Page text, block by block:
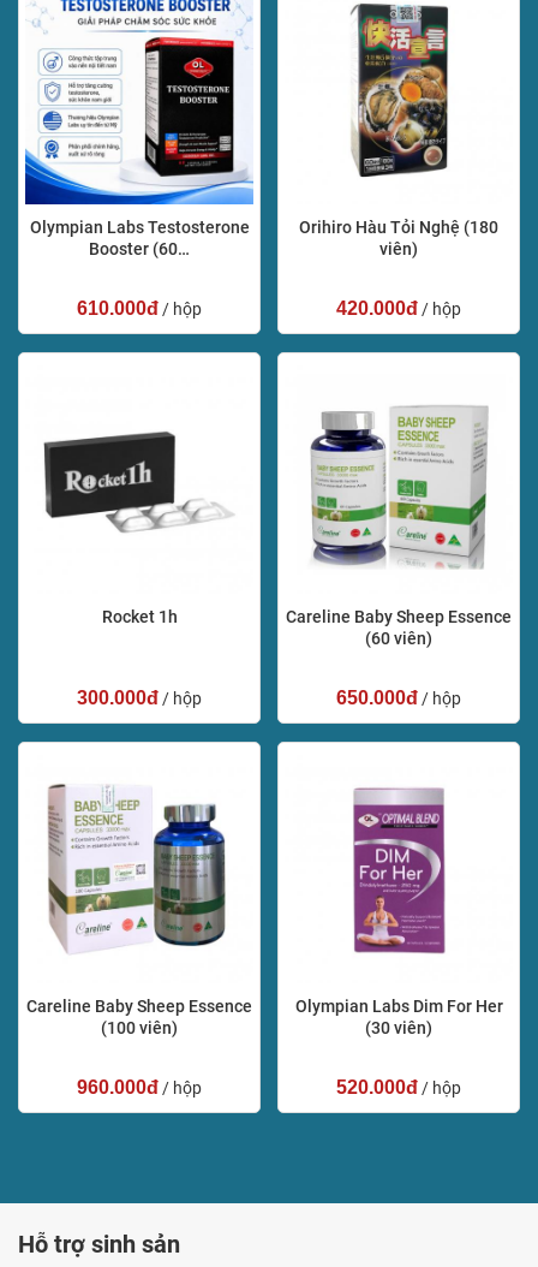
Olympian Labs Testosterone
Booster (60…
610.000đ / hộp
Orihiro Hàu Tỏi Nghệ (180
viên)
420.000đ / hộp
Rocket 1h
300.000đ / hộp
Careline Baby Sheep Essence
(60 viên)
650.000đ / hộp
Careline Baby Sheep Essence
(100 viên)
960.000đ / hộp
Olympian Labs Dim For Her
(30 viên)
520.000đ / hộp
Hỗ trợ sinh sản